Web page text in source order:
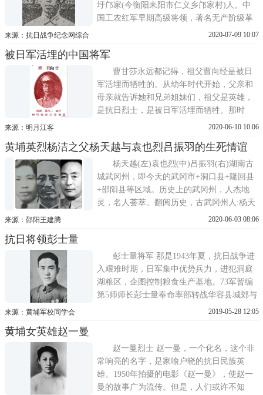
圩邝家(今衡阳耒阳市仁义乡邝家村)人。中
国工农红军早期高级将领，著名无产阶级革
命先烈，中华民国国民政府暂代国歌、国民
《国民革命歌》作者。7岁入私塾，1915年入
县立第一高小，1919年入省立第一中学，
1922年考入北平大学，1923年
来源：抗日战争纪念网综合 2020-07-09 10:07
被日军活埋的中国将军
曹甘莎永远都记得，祖父曹向经是被日
军活埋而牺牲的。从幼年时代开始，父亲和
母亲就告诉她和兄弟姐妹们，祖父是英雄，
是抗日烈士，是被日军活埋而牺牲。那时
候，祖父在她脑海里的存在，只是一个抽象
父的生平有了浓厚的兴趣，她渴望找到祖父
的资料，特别是祖父的照片。渐渐的，曹甘
莎和她兄弟姐妹们
来源：明月江客 2020-06-10 10:06
黄埔英烈杨洁之父杨天越与袁也烈吕振羽的生死情谊
杨天越(左)袁也烈(中)吕振羽(右)湖南古
城武冈州，即今天的武冈市+洞口县+隆回县
+邵阳县等区域。历史上的武冈州，人杰地
灵，名人荟萃。翻阅历史，古武冈州人:杨天
越、袁也烈、吕振羽三人的生死之交，留下
义。据 史载资料显示:红七军团长袁也烈，
1931年
来源：邵阳王建腾 2020-06-03 08:06
抗日将领彭士量
彭士量将军 那是1943年夏，抗日战争进
入艰难时期，日军集中优势兵力，进犯洞庭
湖粮区，企图控制粮食生产基地。73军暂编
第5师师长彭士量奉命率部转战华容县城郊与
敌相持数月，屡次挫败日寇的进攻，其中在
日军电台广播称73军暂编第五师为战意坚
强、不可轻侮之师。
来源：黄埔军校同学会 2019-05-28 12:05
黄埔女英雄赵一曼
赵一曼烈士 赵一曼，一个化名，这个非
常响亮的名字，是家喻户晓的抗日民族英
雄。1950年拍摄的电影《赵一曼》，使赵一
曼的故事广为流传。但是，人们或许不知